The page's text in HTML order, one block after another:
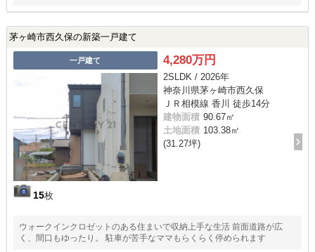
茅ヶ崎市西久保の新築一戸建て
一戸建て
15枚
4,280万円
2SLDK / 2026年
神奈川県茅ヶ崎市西久保
ＪＲ相模線 香川 徒歩14分
建物面積 90.67㎡
土地面積 103.38㎡
(31.27坪)
ウォークインクロゼットのある住まいで収納上手な生活 前面道路が広
く、間口もゆったり。 駐車が苦手なママもらくらく停められます